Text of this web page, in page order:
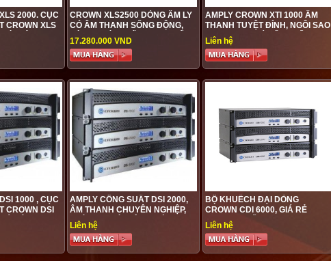
2000. CỤC
CROWN XLS
CỦA
ĐIỂN, GIÁ
CROWN XLS2500 DÒNG ÂM LY
CÓ ÂM THANH SỐNG ĐỘNG,
HÀNG CHÍNH HÃNG CAO CẤP,
GÍA TỐT NHẤT
17.280.000 VND
AMPLY CROWN XTI 1000 ÂM
THANH TUYỆT ĐỈNH, NGÔI SAO
KARAOKE, GIÁ TỐT NHẤT
Liên hệ
1000 , CỤC
CROWN DSI
RẺ
AMPLY CÔNG SUẤT DSI 2000,
ÂM THANH CHUYÊN NGHIỆP,
PHÙ HỢP VỚI HỘI TRƯỜNG
SÂN KHẤU
Liên hệ
BỘ KHUẾCH ĐẠI DÒNG
CROWN CDI 6000, GIÁ RẺ
NHƯNG CHẤT LƯỢNG CỰC
TỐT - PHÙ HỢP VƠI HỘI
TRƯỜNG SÂN KHẤU
Liên hệ